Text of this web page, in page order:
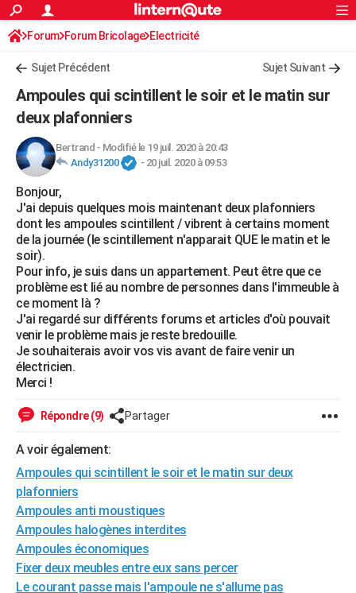
ACTUALITÉS
Politique
Société
Faits Divers
Education
Monde
Villes
+
Programme TV
TNTStreaming
Cinéma
Sorties cinéma
Musique
FINANCE
Retraite
Impôts
Epargne
Immobilier
Risques naturels par ville
Banque
Assurance
Crédit
AUTO
Essais
Réserver un essai
Citadines
Berlines
SUV
Forum auto
HIGH-TECH
Mobiles
Meilleur smartphone
Internet
Ordinateurs
Jeux vidéo
Guide high-tech
+BRICOLAGE
Forum
Aménagement intérieur
Extérieur
Cuisine
Salle de bains
Jardinage
Rangement
WEEK-END
Guides de France
Escapades
Patrimoine
Expositions
Musées
Week-end nature
+LIFESTYLE
Art de vivre
Bien-être
Loisirs
Mode
Modes de vie
SANTE
Alimentation
Guide de la santé
Maladies
Médicaments
Sommeil
VOYAGE
Destinations
City break
Voyage nature
Voyage de noces
Forum
Climat
+PHOTO
GUIDES D'ACHAT
CARTE DE VOEUX
Carte de Noël
Carte Bonne année
Carte Saint-Valentin
Carte Pâques
Carte d'anniversaire
DICTIONNAIRE
Dictionnaire
Biographies
Citations
Expressions
Proverbes
PROGRAMME TV
COPAINS D'AVANT
S'inscrire
Connexion
Forum Forum Bricolage Electricité
Sujet Précédent Sujet Suivant
Ampoules qui scintillent le soir et le matin sur
deux plafonniers
Bertrand - Modifié le 19 juil. 2020 à 20:43
Andy31200
- 20 juil. 2020 à 09:53
Bonjour,
J'ai depuis quelques mois maintenant deux plafonniers
dont les ampoules scintillent / vibrent à certains moment
de la journée (le scintillement n'apparait QUE le matin et le
soir).
Pour info, je suis dans un appartement. Peut être que ce
problème est lié au nombre de personnes dans l'immeuble à
ce moment là ?
J'ai regardé sur différents forums et articles d'où pouvait
venir le problème mais je reste bredouille.
Je souhaiterais avoir vos vis avant de faire venir un
électricien.
Merci !
Répondre (9) Partager
A voir également:
Ampoules qui scintillent le soir et le matin sur deux
plafonniers
Ampoules anti moustiques
Ampoules halogènes interdites
Ampoules économiques
Fixer deux meubles entre eux sans percer
Le courant passe mais l'ampoule ne s'allume pas